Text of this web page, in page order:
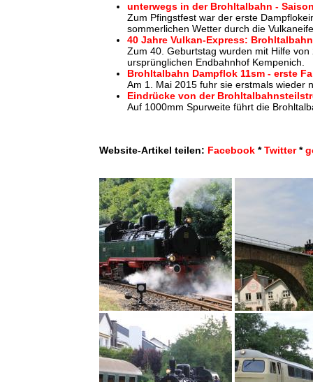
unterwegs in der Brohltalbahn -
Zum Pfingstfest war der erste
sommerlichen Wetter durch die
40 Jahre Vulkan-Express:
Zum 40. Geburtstag wurden mit Hilfe
ursprünglichen Endbahnhof Kempenich.
Brohltalbahn Dampflok 11sm - erste
Am 1. Mai 2015 fuhr sie erstmals wieder
Eindrücke von der
Auf 1000mm Spurweite führt die
Website-Artikel teilen: Facebook *Twitter*